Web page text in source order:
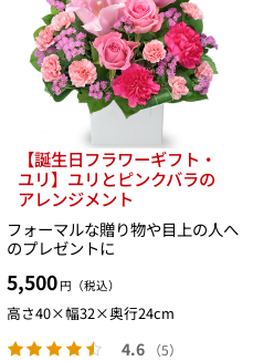
【誕生日フラワーギフト・
ユリ】ユリとピンクバラの
アレンジメント
フォーマルな贈り物や目上の人へ
のプレゼントに
5,500 円（税込）
高さ40×幅32×奥行24cm
4.6 （5）